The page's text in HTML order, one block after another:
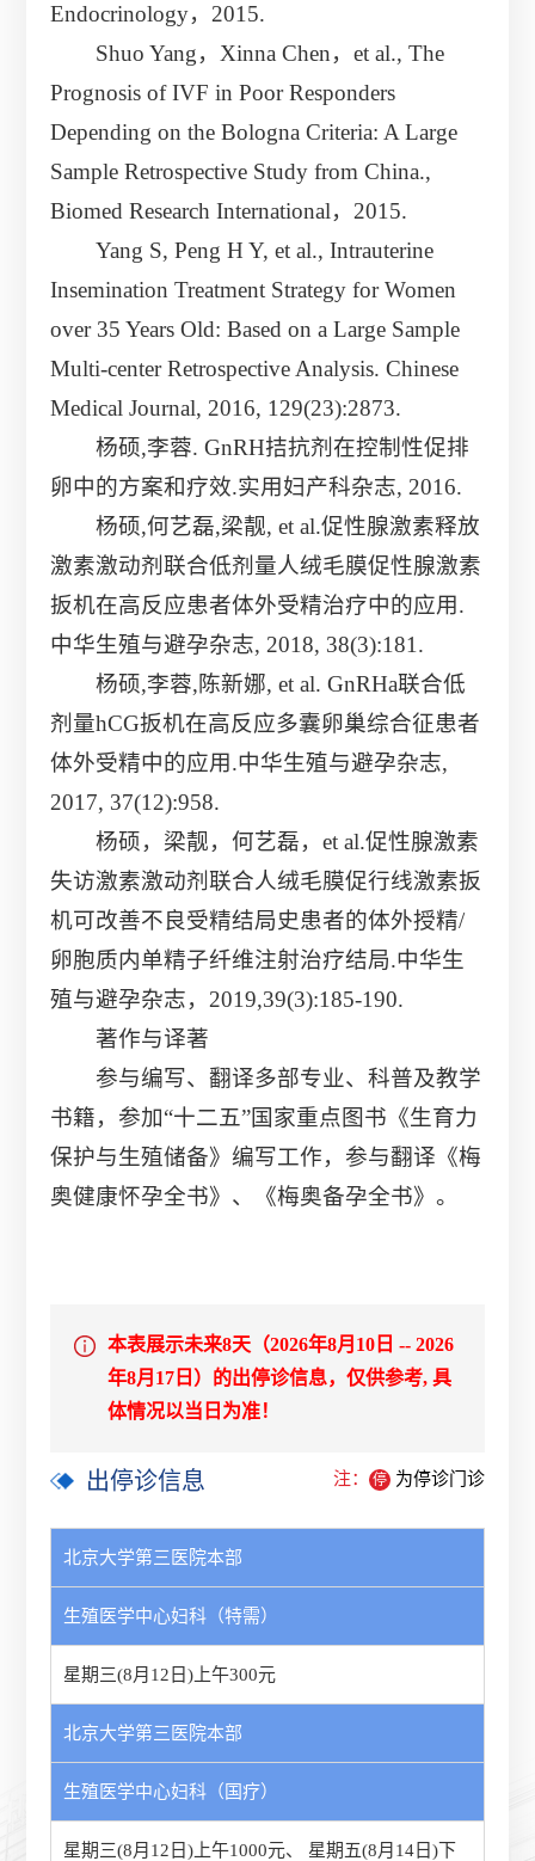
Endocrinology，2015.
Shuo Yang，Xinna Chen，et al., The
Prognosis of IVF in Poor Responders
Depending on the Bologna Criteria: A Large
Sample Retrospective Study from China.,
Biomed Research International，2015.
Yang S, Peng H Y, et al., Intrauterine
Insemination Treatment Strategy for Women
over 35 Years Old: Based on a Large Sample
Multi-center Retrospective Analysis. Chinese
Medical Journal, 2016, 129(23):2873.
杨硕,李蓉. GnRH拮抗剂在控制性促排
卵中的方案和疗效.实用妇产科杂志, 2016.
杨硕,何艺磊,梁靓, et al.促性腺激素释放
激素激动剂联合低剂量人绒毛膜促性腺激素
扳机在高反应患者体外受精治疗中的应用.
中华生殖与避孕杂志, 2018, 38(3):181.
杨硕,李蓉,陈新娜, et al. GnRHa联合低
剂量hCG扳机在高反应多囊卵巢综合征患者
体外受精中的应用.中华生殖与避孕杂志,
2017, 37(12):958.
杨硕，梁靓，何艺磊，et al.促性腺激素
失访激素激动剂联合人绒毛膜促行线激素扳
机可改善不良受精结局史患者的体外授精/
卵胞质内单精子纤维注射治疗结局.中华生
殖与避孕杂志，2019,39(3):185-190.
著作与译著
参与编写、翻译多部专业、科普及教学
书籍，参加“十二五”国家重点图书《生育力
保护与生殖储备》编写工作，参与翻译《梅
奥健康怀孕全书》、《梅奥备孕全书》。
本表展示未来8天（2026年8月10日 -- 2026
年8月17日）的出停诊信息，仅供参考, 具
体情况以当日为准！
出停诊信息 注： 停 为停诊门诊
北京大学第三医院本部
生殖医学中心妇科（特需）
星期三(8月12日)上午300元
北京大学第三医院本部
生殖医学中心妇科（国疗）
星期三(8月12日)上午1000元、
星期五(8月14日)下